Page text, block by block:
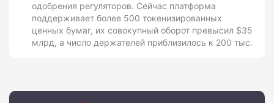
одобрения регуляторов. Сейчас платформа
поддерживает более 500 токенизированных
ценных бумаг, их совокупный оборот превысил $35
млрд, а число держателей приблизилось к 200 тыс.